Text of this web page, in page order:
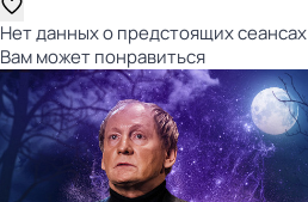
Нет данных о предстоящих сеансах
Вам может понравиться